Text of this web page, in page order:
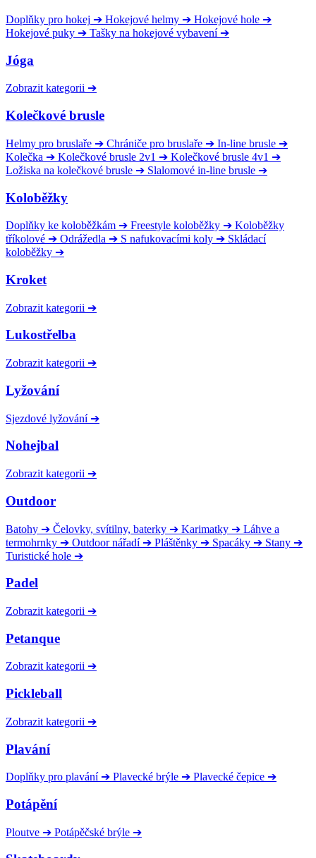
Doplňky pro hokej ➔ Hokejové helmy ➔ Hokejové hole ➔
Hokejové puky ➔ Tašky na hokejové vybavení ➔
Jóga
Zobrazit kategorii ➔
Kolečkové brusle
Helmy pro bruslaře ➔ Chrániče pro bruslaře ➔ In-line brusle ➔
Kolečka ➔ Kolečkové brusle 2v1 ➔ Kolečkové brusle 4v1 ➔
Ložiska na kolečkové brusle ➔ Slalomové in-line brusle ➔
Koloběžky
Doplňky ke koloběžkám ➔ Freestyle koloběžky ➔ Koloběžky
tříkolové ➔ Odrážedla ➔ S nafukovacími koly ➔ Skládací
koloběžky ➔
Kroket
Zobrazit kategorii ➔
Lukostřelba
Zobrazit kategorii ➔
Lyžování
Sjezdové lyžování ➔
Nohejbal
Zobrazit kategorii ➔
Outdoor
Batohy ➔ Čelovky, svítilny, baterky ➔ Karimatky ➔ Láhve a
termohrnky ➔ Outdoor nářadí ➔ Pláštěnky ➔ Spacáky ➔ Stany ➔
Turistické hole ➔
Padel
Zobrazit kategorii ➔
Petanque
Zobrazit kategorii ➔
Pickleball
Zobrazit kategorii ➔
Plavání
Doplňky pro plavání ➔ Plavecké brýle ➔ Plavecké čepice ➔
Potápění
Ploutve ➔ Potápěčské brýle ➔